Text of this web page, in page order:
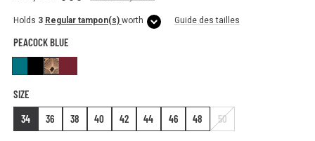
Holds 3 Regular tampon(s) worth Guide des tailles
PEACOCK BLUE
Peacock Blue
BlackGolden Peacock
SIZE
34
36 38 40 42 44 46 48 50